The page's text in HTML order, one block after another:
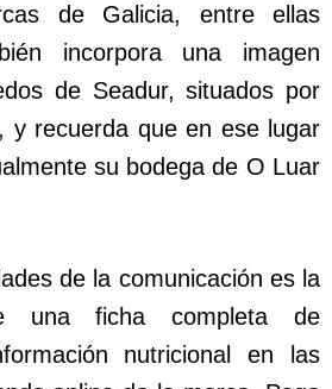
de Galicia, entre ellas
incorpora una imagen
de Seadur, situados por
y recuerda que en ese lugar
su bodega de O Luar
de la comunicación es la
una ficha completa de
nutricional en las